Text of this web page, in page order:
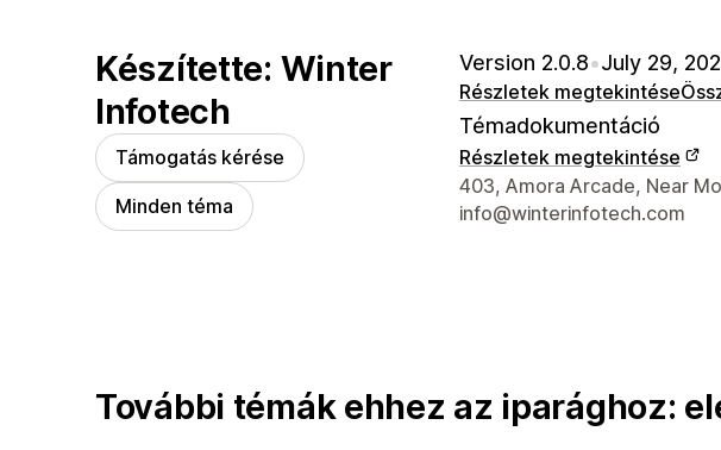
Készítette: Winter
Infotech
Támogatás kérése
Minden téma
Version 2.0.8•July 29,
Részletek megtekintése
Témadokumentáció
Részletek megtekintése
Dizájner kapcsolattartási
403, Amora Arcade, Near
info@winterinfotech.com
További témák ehhez az iparághoz: